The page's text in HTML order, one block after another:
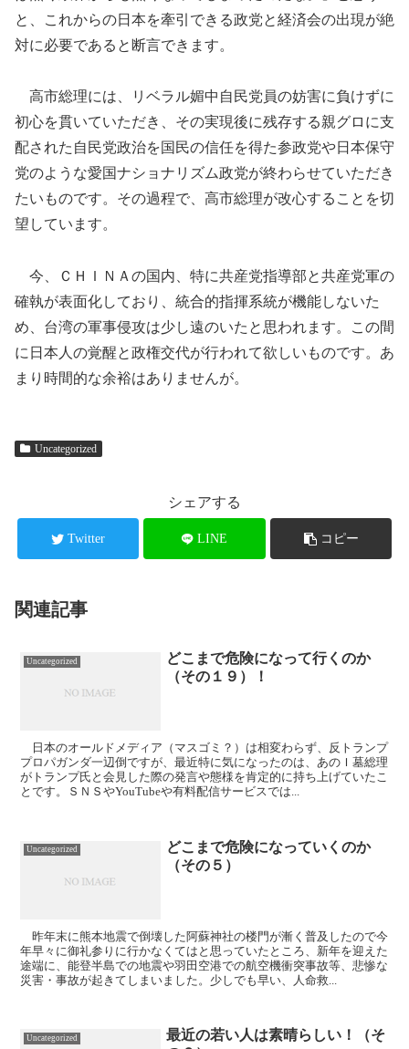
と、これからの日本を牽引できる政党と経済会の出現が絶
対に必要であると断言できます。
高市総理には、リベラル媚中自民党員の妨害に負けずに
初心を貫いていただき、その実現後に残存する親グロに支
配された自民党政治を国民の信任を得た参政党や日本保守
党のような愛国ナショナリズム政党が終わらせていただき
たいものです。その過程で、高市総理が改心することを切
望しています。
今、ＣＨＩＮＡの国内、特に共産党指導部と共産党軍の
確執が表面化しており、統合的指揮系統が機能しないた
め、台湾の軍事侵攻は少し遠のいたと思われます。この間
に日本人の覚醒と政権交代が行われて欲しいものです。あ
まり時間的な余裕はありませんが。
Uncategorized
シェアする
Twitter LINE コピー
関連記事
Uncategorized
どこまで危険になって行くのか
（その１９）！
日本のオールドメディア（マスゴミ？）は相変わらず、反トランプ
プロパガンダ一辺倒ですが、最近特に気になったのは、あのＩ墓総理
がトランプ氏と会見した際の発言や態様を肯定的に持ち上げていたこ
とです。ＳＮＳやYouTubeや有料配信サービスでは...
Uncategorized
どこまで危険になっていくのか
（その５）
昨年末に熊本地震で倒壊した阿蘇神社の楼門が漸く普及したので今
年早々に御礼参りに行かなくてはと思っていたところ、新年を迎えた
途端に、能登半島での地震や羽田空港での航空機衝突事故等、悲惨な
災害・事故が起きてしまいました。少しでも早い、人命救...
Uncategorized
最近の若い人は素晴らしい！（そ